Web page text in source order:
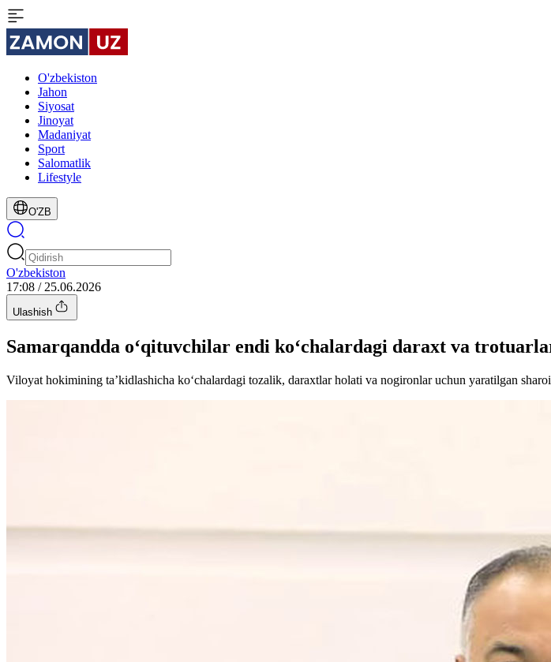
O'zbekiston
Jahon
Siyosat
Jinoyat
Madaniyat
Sport
Salomatlik
Lifestyle
O'ZB
O'zbekiston
17:08 / 25.06.2026
Ulashish
Samarqandda o‘qituvchilar endi ko‘chalardagi daraxt va
Viloyat hokimining taʼkidlashicha ko‘chalardagi tozalik, daraxtlar holati va nogironlar uchun yaratilgan